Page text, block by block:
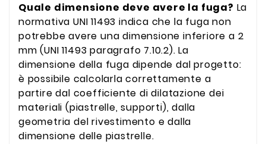
Quale dimensione deve avere la fuga? La
normativa UNI 11493 indica che la fuga non
potrebbe avere una dimensione inferiore a 2
mm (UNI 11493 paragrafo 7.10.2). La
dimensione della fuga dipende dal progetto:
è possibile calcolarla correttamente a
partire dal coefficiente di dilatazione dei
materiali (piastrelle, supporti), dalla
geometria del rivestimento e dalla
dimensione delle piastrelle.